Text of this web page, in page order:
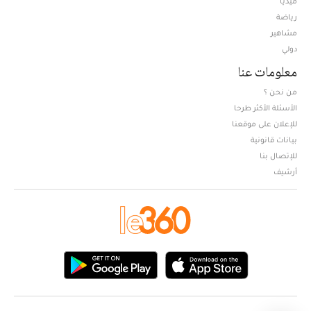
رياضة
مشاهير
دولي
معلومات عنا
من نحن ؟
الأسئلة الأكثر طرحا
للإعلان على موقعنا
بيانات قانونية
للإتصال بنا
أرشيف